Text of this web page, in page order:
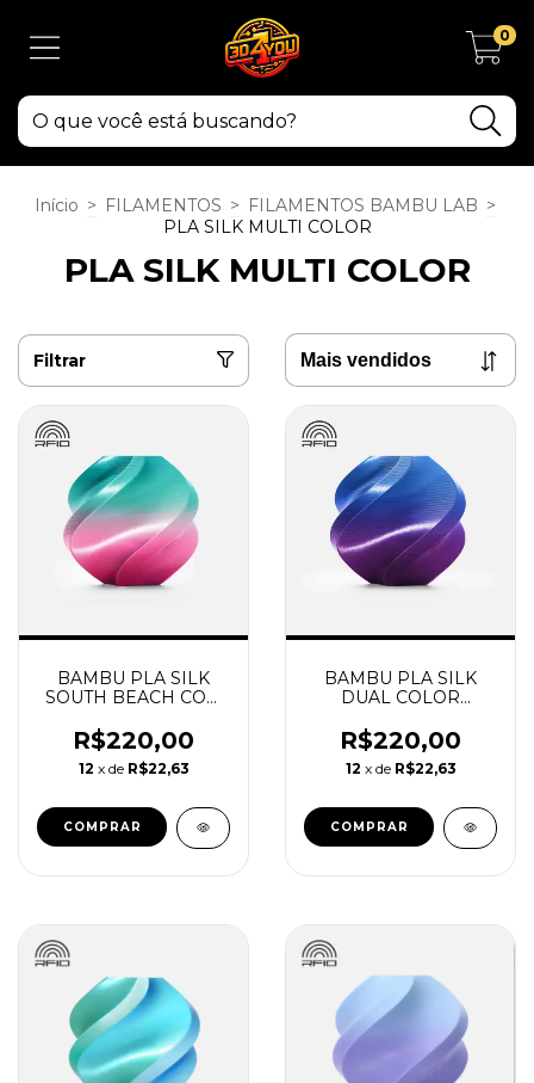
0
Início > FILAMENTOS > FILAMENTOS BAMBU LAB >
PLA SILK MULTI COLOR
PLA SILK MULTI COLOR
Filtrar
BAMBU PLA SILK
SOUTH BEACH COM
REUTILIZAVEL
BAMBU
R$220,00
12 x de R$22,63
BAMBU PLA SILK
DUAL COLOR
CARRETEL
REUTILIZAVEL
BAMBU
R$220,00
12 x de R$22,63